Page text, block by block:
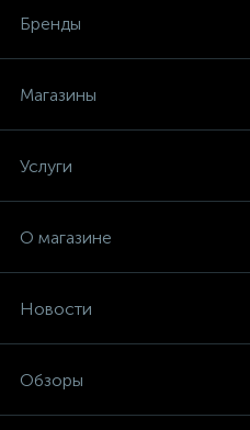
Бренды
Магазины
Услуги
О магазине
Новости
Обзоры